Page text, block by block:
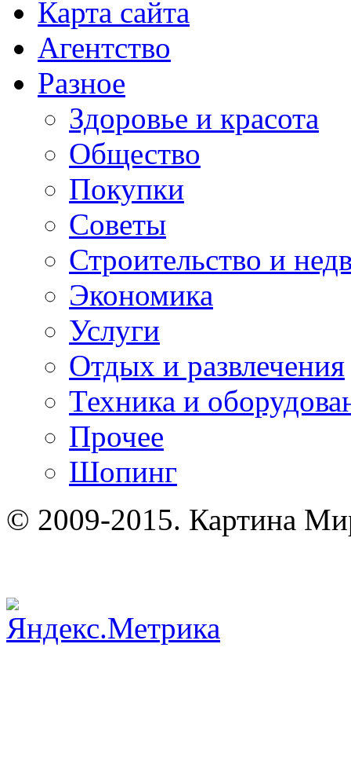
Карта сайта
Агентство
Разное
Здоровье и красота
Общество
Покупки
Советы
Строительство и
Экономика
Услуги
Отдых и развлечения
Техника и
Прочее
Шопинг
© 2009-2015. Картина